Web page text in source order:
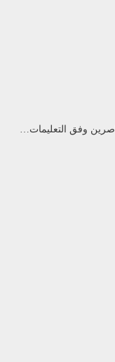
وفق التعليمات…